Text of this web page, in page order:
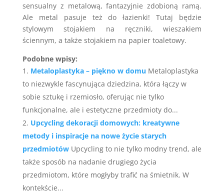
sensualny z metalową, fantazyjnie zdobioną ramą.
Ale metal pasuje też do łazienki! Tutaj będzie
stylowym stojakiem na ręczniki, wieszakiem
ściennym, a także stojakiem na papier toaletowy.
Podobne wpisy:
Metaloplastyka – piękno w domu Metaloplastyka
to niezwykle fascynująca dziedzina, która łączy w
sobie sztukę i rzemiosło, oferując nie tylko
funkcjonalne, ale i estetyczne przedmioty do...
Upcycling dekoracji domowych: kreatywne
metody i inspiracje na nowe życie starych
przedmiotów Upcycling to nie tylko modny trend, ale
także sposób na nadanie drugiego życia
przedmiotom, które mogłyby trafić na śmietnik. W
kontekście...